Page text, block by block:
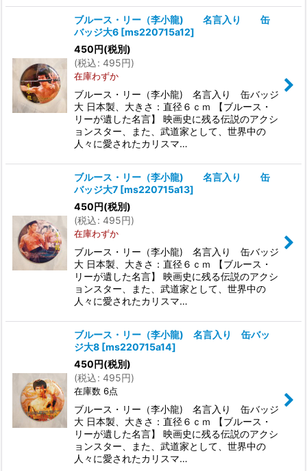
ブルース・リー（李小龍) 名言入り 缶
バッジ大6 [ms220715a12]
450円(税別)
(税込: 495円)
在庫わずか
ブルース・リー（李小龍) 名言入り 缶バッジ
大 日本製、大きさ：直径６ｃｍ 【ブルース・
リーが遺した名言】 映画史に残る伝説のアクシ
ョンスター、また、武道家として、世界中の
人々に愛されたカリスマ…
ブルース・リー（李小龍) 名言入り 缶
バッジ大7 [ms220715a13]
450円(税別)
(税込: 495円)
在庫わずか
ブルース・リー（李小龍) 名言入り 缶バッジ
大 日本製、大きさ：直径６ｃｍ 【ブルース・
リーが遺した名言】 映画史に残る伝説のアクシ
ョンスター、また、武道家として、世界中の
人々に愛されたカリスマ…
ブルース・リー（李小龍) 名言入り 缶バッ
ジ大8 [ms220715a14]
450円(税別)
(税込: 495円)
在庫数 6点
ブルース・リー（李小龍) 名言入り 缶バッジ
大 日本製、大きさ：直径６ｃｍ 【ブルース・
リーが遺した名言】 映画史に残る伝説のアクシ
ョンスター、また、武道家として、世界中の
人々に愛されたカリスマ…